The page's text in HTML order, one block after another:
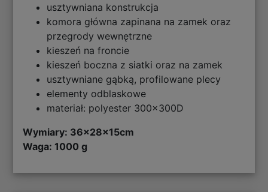
usztywniana konstrukcja
komora główna zapinana na zamek oraz
przegrody wewnętrzne
kieszeń na froncie
kieszeń boczna z siatki oraz na zamek
usztywniane gąbką, profilowane plecy
elementy odblaskowe
materiał: polyester 300x300D
Wymiary: 36x28x15cm
Waga: 1000 g